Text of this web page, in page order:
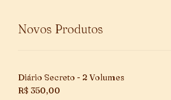
Novos Produtos
Diário Secreto - 2 Volumes
R$ 350,00